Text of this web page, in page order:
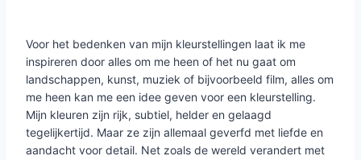
Voor het bedenken van mijn kleurstellingen laat ik me
inspireren door alles om me heen of het nu gaat om
landschappen, kunst, muziek of bijvoorbeeld film, alles om
me heen kan me een idee geven voor een kleurstelling.
Mijn kleuren zijn rijk, subtiel, helder en gelaagd
tegelijkertijd. Maar ze zijn allemaal geverfd met liefde en
aandacht voor detail. Net zoals de wereld verandert met